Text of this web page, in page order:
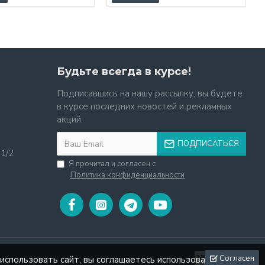
2
Будьте всегда в курсе!
Подписавшись на нашу рассылку, вы будете
в курсе последних новостей и рекламных
акций.
ПОДПИСАТЬСЯ
Я прочитал и согласен с
Политика конфиденциальности
Согласен
сайт, вы соглашаетесь использовать файлы